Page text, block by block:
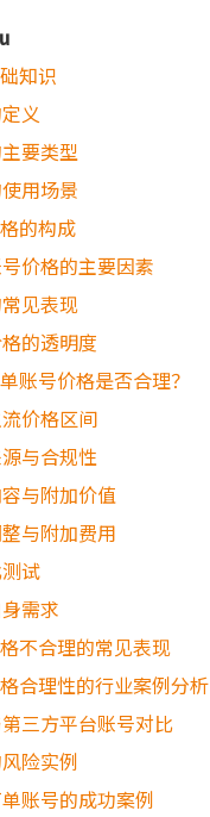
知识
义
要类型
用场景
的构成
价格的主要因素
见表现
的透明度
账号价格是否合理？
价格区间
与合规性
与附加价值
与附加费用
试
需求
不合理的常见表现
合理性的行业案例分析
三方平台账号对比
险实例
账号的成功案例